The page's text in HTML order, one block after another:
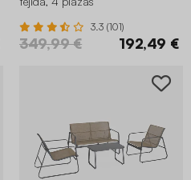
3.3 (101)
349,99 € 192,49 €